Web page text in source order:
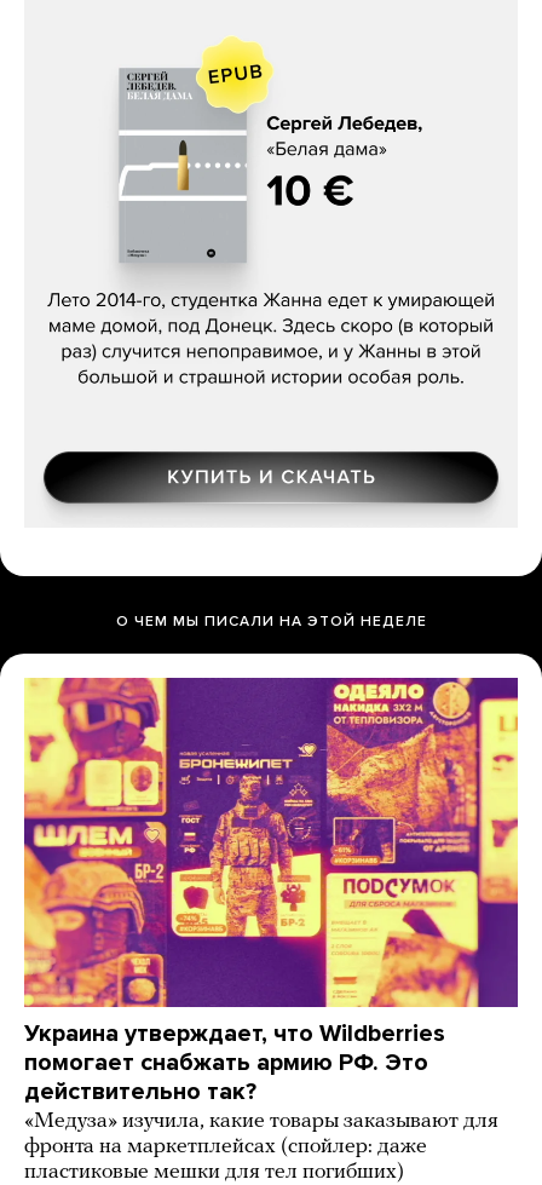
Сергей Лебедев, «Белая дама»
О ЧЕМ МЫ ПИСАЛИ НА ЭТОЙ НЕДЕЛЕ
Украина утверждает, что Wildberries
помогает снабжать армию РФ. Это
действительно так?
«Медуза» изучила, какие товары заказывают для
фронта на маркетплейсах (спойлер: даже
пластиковые мешки для тел погибших)